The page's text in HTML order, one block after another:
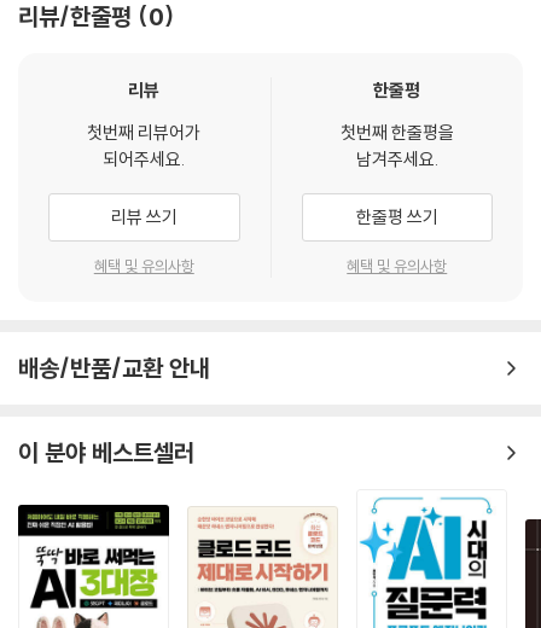
ogle Trips), 트립 어드바이저(Trip Advisor), 야놀자, 여기 어때 등의 A
AI는 사진 및 영상 편집 도구에서도 사용되며, 자동 필터 적용, 피사체 인
식, 배경 제거 등의 기능을 제공해 보다 편리한 콘텐츠 제작을 가능하게 한
다. 최근에는 AI 기반 언어 번역 기술이 향상되어, 여행지에서 실시간으로
현지 언어를 번역해 주는 애플리케이션이 인기를 얻고 있다.
--- 「09_AI의 실생활 적용」 중에서
리뷰/한줄평 0
리뷰
첫번째 리뷰어가
되어주세요.
리뷰 쓰기
혜택 및 유의사항
한줄평
첫번째 한줄평을
남겨주세요.
한줄평 쓰기
혜택 및 유의사항
배송/반품/교환 안내
이 분야 베스트셀러